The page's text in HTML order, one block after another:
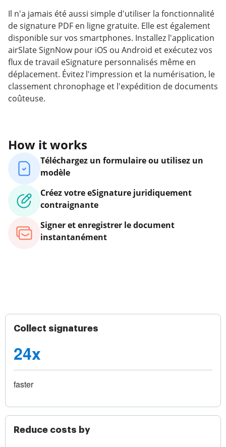
Il n'a jamais été aussi simple d'utiliser la fonctionnalité
de signature PDF en ligne gratuite. Elle est également
disponible sur vos smartphones. Installez l'application
airSlate SignNow pour iOS ou Android et exécutez vos
flux de travail eSignature personnalisés même en
déplacement. Évitez l'impression et la numérisation, le
classement chronophage et l'expédition de documents
coûteuse.
How it works
Téléchargez un formulaire ou utilisez un
modèle
Créez votre eSignature juridiquement
contraignante
Signer et enregistrer le document
instantanément
Collect signatures
24x
faster
Reduce costs by